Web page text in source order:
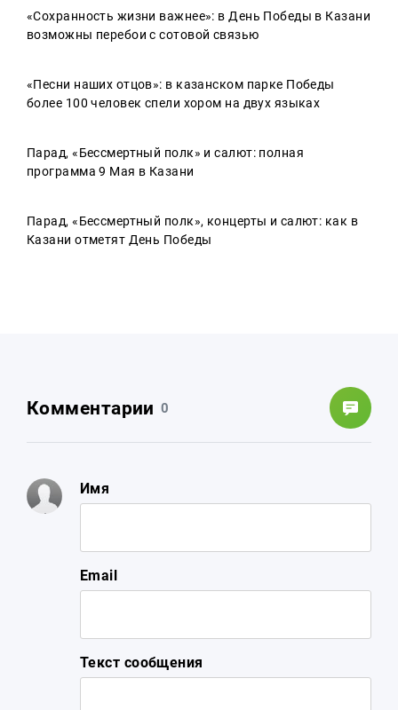
«Сохранность жизни важнее»: в День Победы в Казани
возможны перебои с сотовой связью
«Песни наших отцов»: в казанском парке Победы
более 100 человек спели хором на двух языках
Парад, «Бессмертный полк» и салют: полная
программа 9 Мая в Казани
Парад, «Бессмертный полк», концерты и салют: как в
Казани отметят День Победы
Комментарии 0
Имя
Email
Текст сообщения